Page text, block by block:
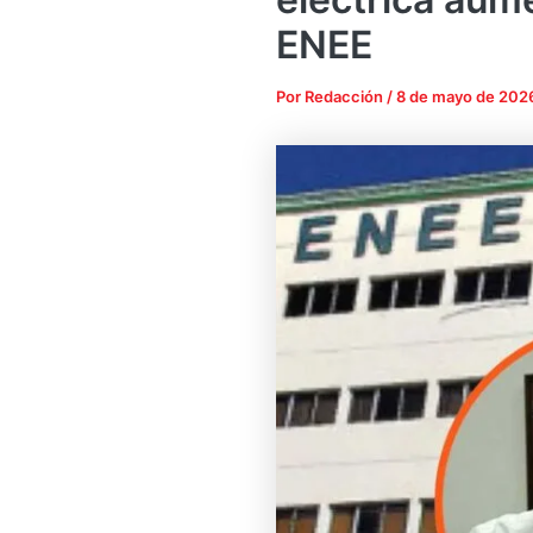
ENEE
Por Redacción /8 de mayo de